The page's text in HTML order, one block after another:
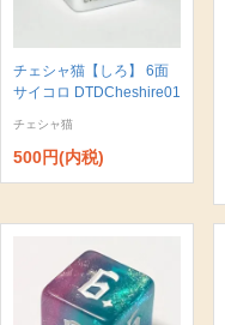
チェシャ猫【しろ】 6面
サイコロ DTDCheshire01
チェシャ猫
500円(内税)